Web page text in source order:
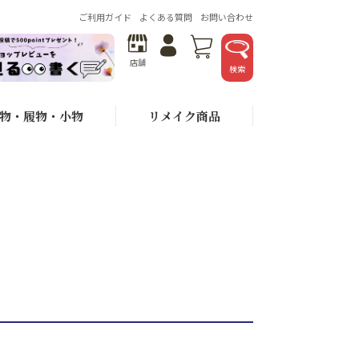
ご利用ガイド よくある質問 お問い合わせ
店舗
検索
・履物・小物 リメイク商品